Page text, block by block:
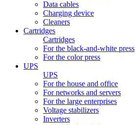
Data cables
Charging device
Cleaners
Cartridges
Cartridges
For the black-and-white press
For the color press
UPS
UPS
For the house and office
For networks and servers
For the large enterprises
Voltage stabilizers
Inverters